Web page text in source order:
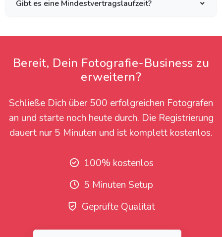
Gibt es eine Mindestvertragslaufzeit?
Bereit, Dein Fotografie-Business zu
erweitern?
Schließe Dich über 500 erfolgreichen Fotografen
an und starte noch heute durch. Die Registrierung
dauert nur 5 Minuten und ist komplett kostenlos.
100% kostenlos
5 Minuten Setup
Geprüfte Qualität